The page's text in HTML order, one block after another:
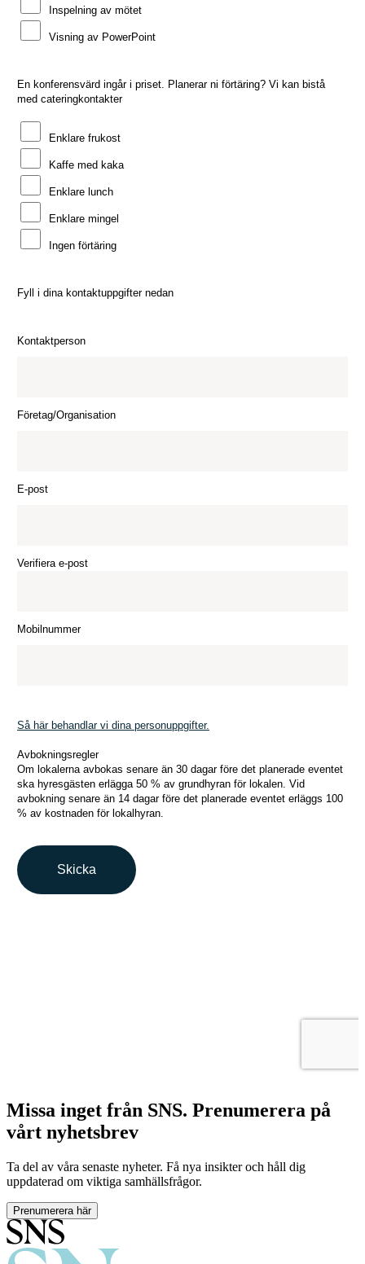
Missa inget från SNS. Prenumerera på
vårt nyhetsbrev
Ta del av våra senaste nyheter. Få nya insikter och håll dig
uppdaterad om viktiga samhällsfrågor.
Prenumerera här